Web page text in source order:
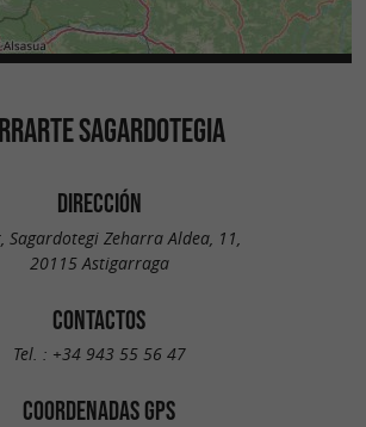
SAGARDOTEGIA
DIRECCIÓN
Sagardotegi Zeharra Aldea, 11,
20115 Astigarraga
CONTACTOS
Tel. : +34 943 55 56 47
COORDENADAS GPS